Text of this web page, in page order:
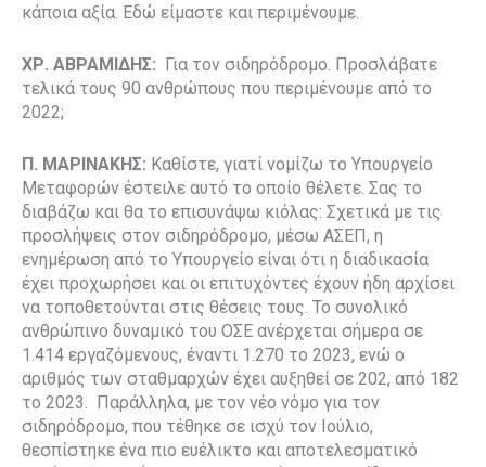
κάποια αξία. Εδώ είμαστε και περιμένουμε.
ΧΡ. ΑΒΡΑΜΙΔΗΣ: Για τον σιδηρόδρομο. Προσλάβατε
τελικά τους 90 ανθρώπους που περιμένουμε από το
2022;
Π. ΜΑΡΙΝΑΚΗΣ: Καθίστε, γιατί νομίζω το Υπουργείο
Μεταφορών έστειλε αυτό το οποίο θέλετε. Σας το
διαβάζω και θα το επισυνάψω κιόλας: Σχετικά με τις
προσλήψεις στον σιδηρόδρομο, μέσω ΑΣΕΠ, η
ενημέρωση από το Υπουργείο είναι ότι η διαδικασία
έχει προχωρήσει και οι επιτυχόντες έχουν ήδη αρχίσει
να τοποθετούνται στις θέσεις τους. Το συνολικό
ανθρώπινο δυναμικό του ΟΣΕ ανέρχεται σήμερα σε
1.414 εργαζόμενους, έναντι 1.270 το 2023, ενώ ο
αριθμός των σταθμαρχών έχει αυξηθεί σε 202, από 182
το 2023. Παράλληλα, με τον νέο νόμο για τον
σιδηρόδρομο, που τέθηκε σε ισχύ τον Ιούλιο,
θεσπίστηκε ένα πιο ευέλικτο και αποτελεσματικό